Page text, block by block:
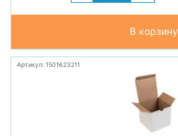
В корзину
Артикул: 1501623211